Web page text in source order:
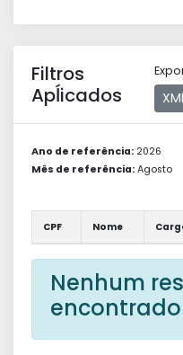
Filtros
Apĺicados
Ano de referência: 2026
Mês de referência: Agosto
CPF Nome
Nenhum